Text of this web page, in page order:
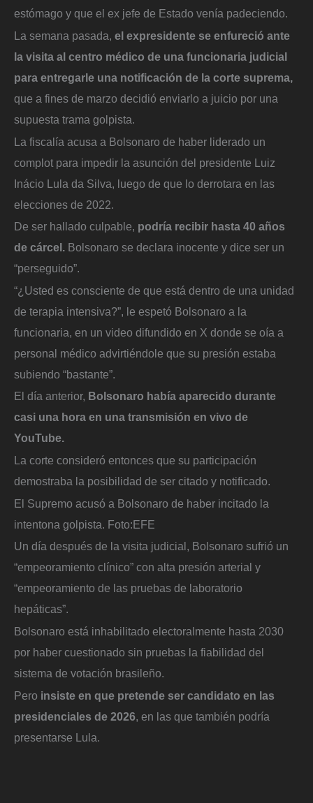
estómago y que el ex jefe de Estado venía padeciendo.
La semana pasada, el expresidente se enfureció ante
la visita al centro médico de una funcionaria judicial
para entregarle una notificación de la corte suprema,
que a fines de marzo decidió enviarlo a juicio por una
supuesta trama golpista.
La fiscalía acusa a Bolsonaro de haber liderado un
complot para impedir la asunción del presidente Luiz
Inácio Lula da Silva, luego de que lo derrotara en las
elecciones de 2022.
De ser hallado culpable, podría recibir hasta 40 años
de cárcel. Bolsonaro se declara inocente y dice ser un
“perseguido”.
“¿Usted es consciente de que está dentro de una unidad
de terapia intensiva?”, le espetó Bolsonaro a la
funcionaria, en un video difundido en X donde se oía a
personal médico advirtiéndole que su presión estaba
subiendo “bastante”.
El día anterior, Bolsonaro había aparecido durante
casi una hora en una transmisión en vivo de
YouTube.
La corte consideró entonces que su participación
demostraba la posibilidad de ser citado y notificado.
El Supremo acusó a Bolsonaro de haber incitado la
intentona golpista. Foto:EFE
Un día después de la visita judicial, Bolsonaro sufrió un
“empeoramiento clínico” con alta presión arterial y
“empeoramiento de las pruebas de laboratorio
hepáticas”.
Bolsonaro está inhabilitado electoralmente hasta 2030
por haber cuestionado sin pruebas la fiabilidad del
sistema de votación brasileño.
Pero insiste en que pretende ser candidato en las
presidenciales de 2026, en las que también podría
presentarse Lula.